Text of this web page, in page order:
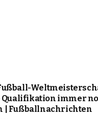
Qualifikation immer
| Fußballnachrichten